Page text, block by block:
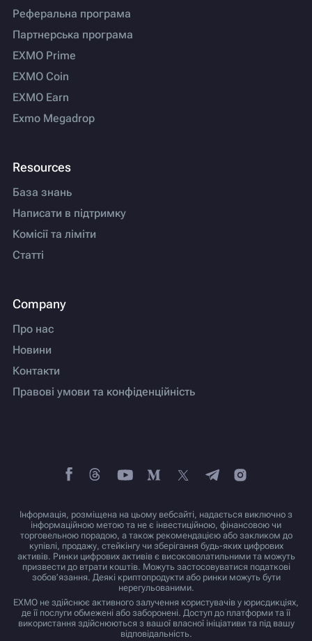
Реферальна програма
Партнерська програма
EXMO Prime
EXMO Coin
EXMO Earn
Exmo Megadrop
Resources
База знань
Написати в підтримку
Комісії та ліміти
Статті
Company
Про нас
Новини
Контакти
Правові умови та конфіденційність
Інформація, розміщена на цьому вебсайті, надається виключно з
інформаційною метою та не є інвестиційною, фінансовою чи
торговельною порадою, а також рекомендацією або закликом до
купівлі, продажу, стейкінгу чи зберігання будь-яких цифрових
активів. Ринки цифрових активів є високоволатильними та можуть
призвести до втрати коштів. Можуть застосовуватися податкові
зобов’язання. Деякі криптопродукти або ринки можуть бути
нерегульованими.
EXMO не здійснює активного залучення користувачів у юрисдикціях,
де її послуги обмежені або заборонені. Доступ до платформи та її
використання здійснюються з вашої власної ініціативи та під вашу
відповідальність.